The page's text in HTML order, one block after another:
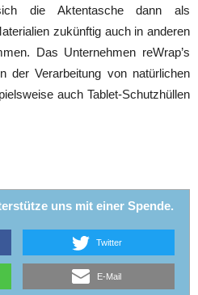
die Aktentasche dann als
zukünftig auch in anderen
Das Unternehmen reWrap’s
der Verarbeitung von natürlichen
auch Tablet-Schutzhüllen
uns mit einer Spende.
Twitter
E-Mail